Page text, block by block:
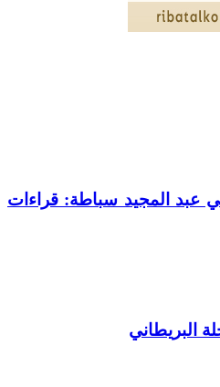
عبد المجيد سباطة: قراءات
البريطاني